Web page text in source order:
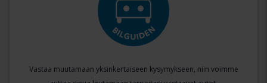
Vastaa muutamaan yksinkertaiseen kysymykseen, niin voimme